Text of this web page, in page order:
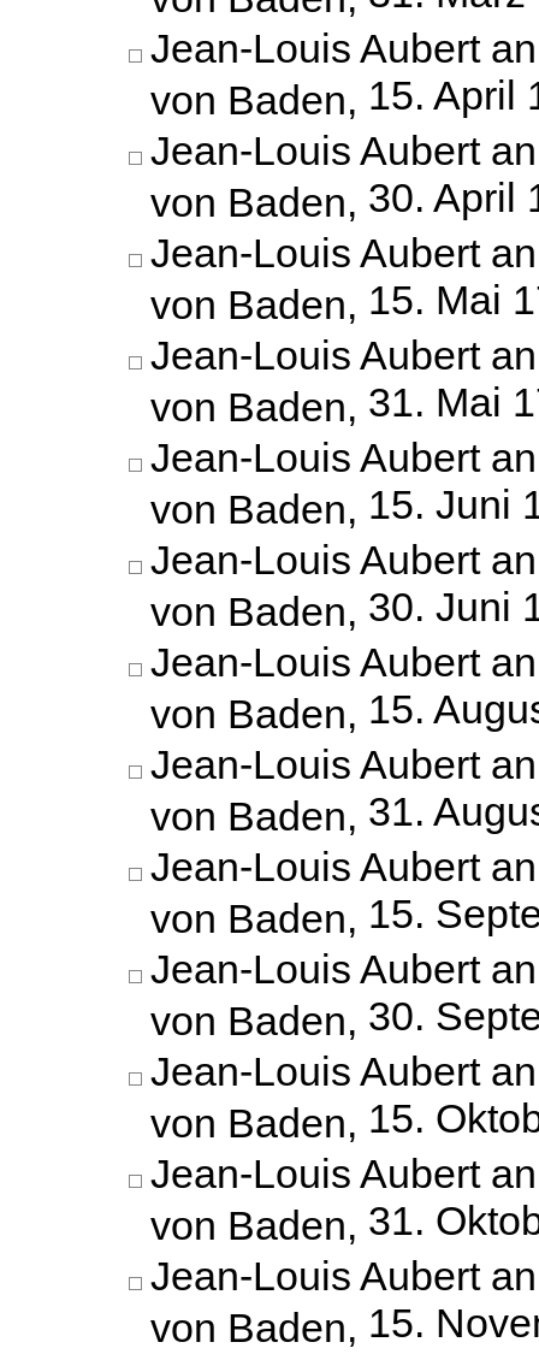
Jean-Louis Aubert
von Baden, 15. April
Jean-Louis Aubert
von Baden, 30. April
Jean-Louis Aubert
von Baden, 15. Mai
Jean-Louis Aubert
von Baden, 31. Mai
Jean-Louis Aubert
von Baden, 15. Juni
Jean-Louis Aubert
von Baden, 30. Juni
Jean-Louis Aubert
von Baden, 15.
Jean-Louis Aubert
von Baden, 31.
Jean-Louis Aubert
von Baden, 15.
Jean-Louis Aubert
von Baden, 30.
Jean-Louis Aubert
von Baden, 15.
Jean-Louis Aubert
von Baden, 31.
Jean-Louis Aubert
von Baden, 15.